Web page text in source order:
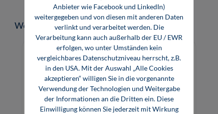
Produktgalerie überspringen
Weitere Medien zum Thema
Anbieter wie Facebook und LinkedIn)
weitergegeben und von diesen mit anderen Daten
verlinkt und verarbeitet werden. Die
Verarbeitung kann auch außerhalb der EU / EWR
erfolgen, wo unter Umständen kein
vergleichbares Datenschutzniveau herrscht, z.B.
in den USA. Mit der Auswahl „Alle Cookies
akzeptieren“ willigen Sie in die vorgenannte
Verwendung der Technologien und Weitergabe
der Informationen an die Dritten ein. Diese
Einwilligung können Sie jederzeit mit Wirkung